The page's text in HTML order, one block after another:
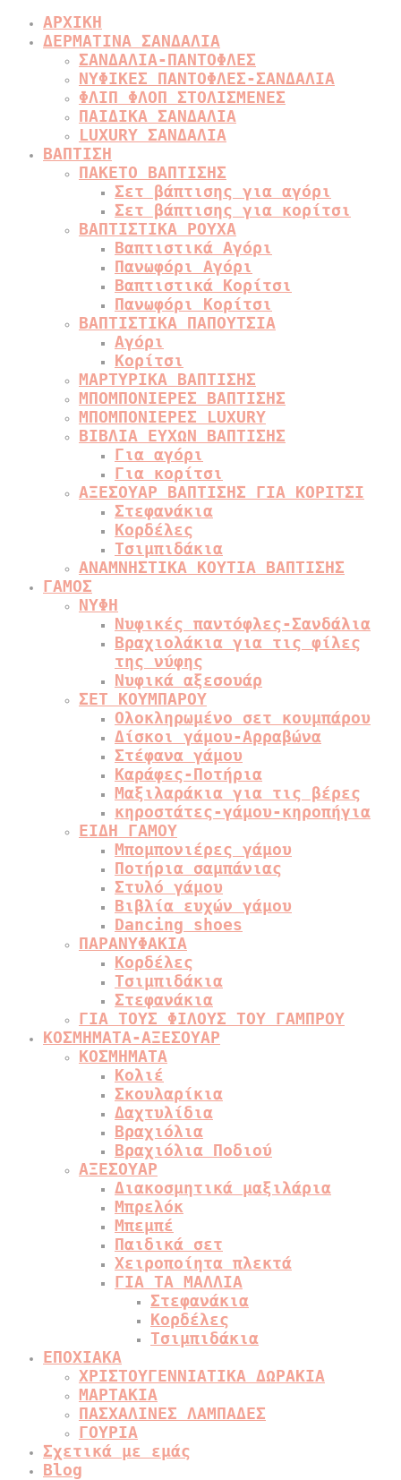
ΑΡΧΙΚΗ
ΔΕΡΜΑΤΙΝΑ ΣΑΝΔΑΛΙΑ
ΣΑΝΔΑΛΙΑ-ΠΑΝΤΟΦΛΕΣ
ΝΥΦΙΚΕΣ ΠΑΝΤΟΦΛΕΣ-ΣΑΝΔΑΛΙΑ
ΦΛΙΠ ΦΛΟΠ ΣΤΟΛΙΣΜΕΝΕΣ
ΠΑΙΔΙΚΑ ΣΑΝΔΑΛΙΑ
LUXURY ΣΑΝΔΑΛΙΑ
ΒΑΠΤΙΣΗ
ΠΑΚΕΤΟ ΒΑΠΤΙΣΗΣ
Σετ βάπτισης για αγόρι
Σετ βάπτισης για κορίτσι
ΒΑΠΤΙΣΤΙΚΑ ΡΟΥΧΑ
Βαπτιστικά Αγόρι
Πανωφόρι Αγόρι
Βαπτιστικά Κορίτσι
Πανωφόρι Κορίτσι
ΒΑΠΤΙΣΤΙΚΑ ΠΑΠΟΥΤΣΙΑ
Αγόρι
Κορίτσι
ΜΑΡΤΥΡΙΚΑ ΒΑΠΤΙΣΗΣ
ΜΠΟΜΠΟΝΙΕΡΕΣ ΒΑΠΤΙΣΗΣ
ΜΠΟΜΠΟΝΙΕΡΕΣ LUXURY
ΒΙΒΛΙΑ ΕΥΧΩΝ ΒΑΠΤΙΣΗΣ
Για αγόρι
Για κορίτσι
ΑΞΕΣΟΥΑΡ ΒΑΠΤΙΣΗΣ ΓΙΑ ΚΟΡΙΤΣΙ
Στεφανάκια
Κορδέλες
Τσιμπιδάκια
ΑΝΑΜΝΗΣΤΙΚΑ ΚΟΥΤΙΑ ΒΑΠΤΙΣΗΣ
ΓΑΜΟΣ
ΝΥΦΗ
Νυφικές παντόφλες-Σανδάλια
Βραχιολάκια για τις φίλες
της νύφης
Νυφικά αξεσουάρ
ΣΕΤ ΚΟΥΜΠΑΡΟΥ
Ολοκληρωμένο σετ κουμπάρου
Δίσκοι γάμου-Αρραβώνα
Στέφανα γάμου
Καράφες-Ποτήρια
Μαξιλαράκια για τις βέρες
κηροστάτες-γάμου-κηροπήγια
ΕΙΔΗ ΓΑΜΟΥ
Μπομπονιέρες γάμου
Ποτήρια σαμπάνιας
Στυλό γάμου
Βιβλία ευχών γάμου
Dancing shoes
ΠΑΡΑΝΥΦΑΚΙΑ
Κορδέλες
Τσιμπιδάκια
Στεφανάκια
ΓΙΑ ΤΟΥΣ ΦΙΛΟΥΣ ΤΟΥ ΓΑΜΠΡΟΥ
ΚΟΣΜΗΜΑΤΑ-ΑΞΕΣΟΥΑΡ
ΚΟΣΜΗΜΑΤΑ
Κολιέ
Σκουλαρίκια
Δαχτυλίδια
Βραχιόλια
Βραχιόλια Ποδιού
ΑΞΕΣΟΥΑΡ
Διακοσμητικά μαξιλάρια
Μπρελόκ
Μπεμπέ
Παιδικά σετ
Χειροποίητα πλεκτά
ΓΙΑ ΤΑ ΜΑΛΛΙΑ
Στεφανάκια
Κορδέλες
Τσιμπιδάκια
ΕΠΟΧΙΑΚΑ
ΧΡΙΣΤΟΥΓΕΝΝΙΑΤΙΚΑ ΔΩΡΑΚΙΑ
ΜΑΡΤΑΚΙΑ
ΠΑΣΧΑΛΙΝΕΣ ΛΑΜΠΑΔΕΣ
ΓΟΥΡΙΑ
Σχετικά με εμάς
Blog